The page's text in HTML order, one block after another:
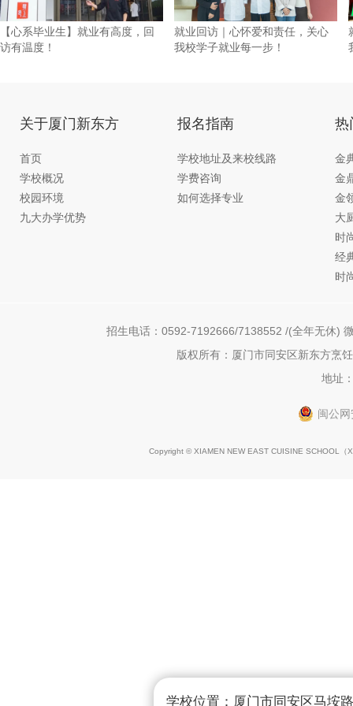
学校位置：厦门市同安区马垵
【心系毕业生】就业有高度，回
访有温度！
就业回访｜心怀爱和责任，关心
我校学子就业每一步！
关于厦门新东方
首页
学校概况
校园环境
九大办学优势
报名指南
学校地址及来校线路
学费咨询
如何选择专业
热
金
金
金
大
时
经
时
招生电话：0592-7192666/7138552 /(全年无休)
版权所有：厦门市同安区新东方烹
地址
闽公
Copyright © XIAMEN NEW EAST CUISINE SCHOOL（